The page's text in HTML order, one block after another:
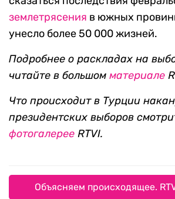
землетрясения в южных
унесло более 50 000 жизней.
Подробнее о раскладах на
читайте в большом материале
Что происходит в Турции
президентских выборов
фотогалерее RTVI.
Объясняем происходящее.